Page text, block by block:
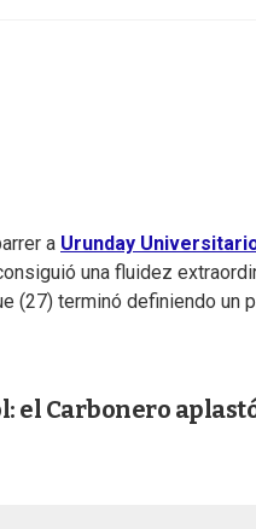
a Urunday
una fluidez
(27) terminó definiendo un
el Carbonero